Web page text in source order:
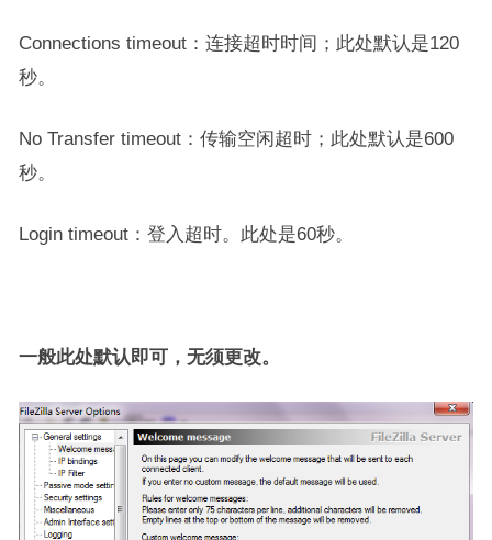
Connections timeout：连接超时时间；此处默认是120
秒。
No Transfer timeout：传输空闲超时；此处默认是600
秒。
Login timeout：登入超时。此处是60秒。
一般此处默认即可，无须更改。